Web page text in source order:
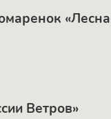
Ветров»